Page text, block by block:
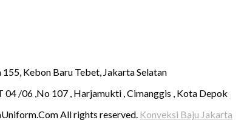
Kebon Baru Tebet, Jakarta Selatan
04 /06 ,No 107 , Harjamukti , Cimanggis , Kota Depok
All rights reserved. Konveksi Baju Jakarta